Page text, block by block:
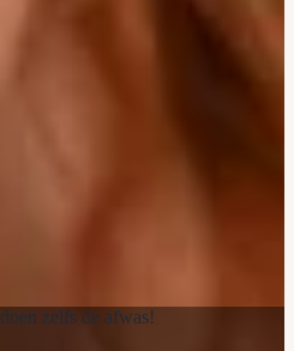
zelfs de afwas!